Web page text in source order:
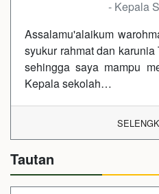
- Kepala
Assalamu'alaikum
syukur rahmat dan
sehingga saya mampu
Kepala sekolah…
Tautan